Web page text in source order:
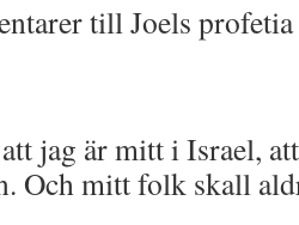
till Joels
jag är mitt i Israel,
Och mitt folk skall